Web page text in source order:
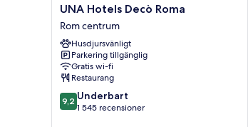
UNA
Hotels
Decò
Roma
Rom
centrum
UNA Hotels Decò Roma
Rom centrum
Husdjursvänligt
Parkering tillgänglig
Gratis wi-fi
Restaurang
9.2
av
9,2 Underbart
1 545 recensioner